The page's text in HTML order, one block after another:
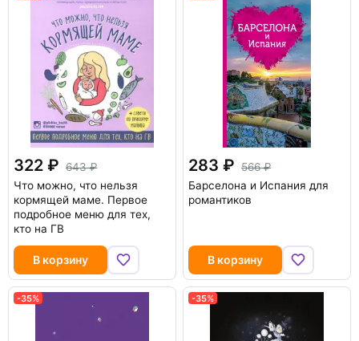
322
643
Что можно, что нельзя
кормящей маме. Первое
подробное меню для тех,
кто на ГВ
В корзину
283
566
Барселона и Испания для
романтиков
В корзину
-35% -35%